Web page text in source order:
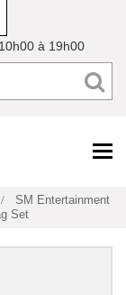
à 19h00
SM Entertainment
Set